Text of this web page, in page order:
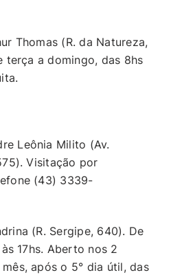
Thomas (R. da Natureza,
terça a domingo, das 8hs
Leônia Milito (Av.
Visitação por
(43) 3339-
(R. Sergipe, 640). De
17hs. Aberto nos 2
após o 5° dia útil, das